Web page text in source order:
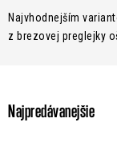
Najvhodnejším
z brezovej preglejky
Najpredávanejšie